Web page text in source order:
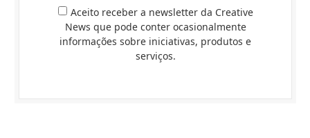
Aceito receber a newsletter da Creative
News que pode conter ocasionalmente
informações sobre iniciativas, produtos e
serviços.